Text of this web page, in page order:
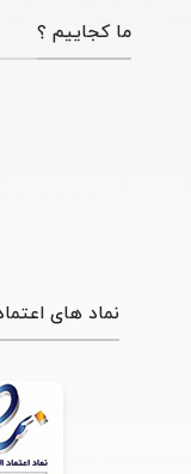
ما کجاییم ؟
نماد های